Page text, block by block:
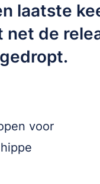
laatste
de
voor